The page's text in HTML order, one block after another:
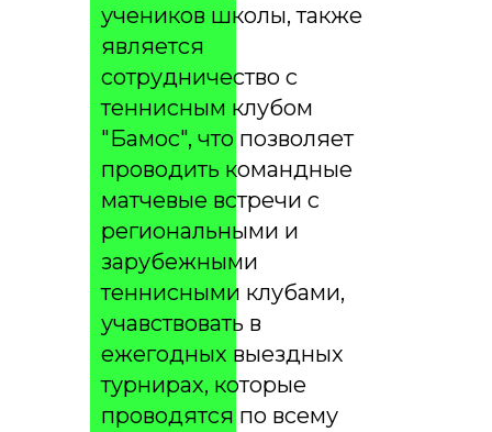
учеников школы, также
является
сотрудничество с
теннисным клубом
"Бамос", что позволяет
проводить командные
матчевые встречи с
региональными и
зарубежными
теннисными клубами,
учавствовать в
ежегодных выездных
турнирах, которые
проводятся по всему